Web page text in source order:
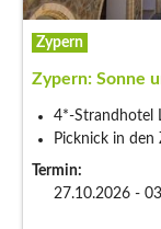
Zypern
Zypern: Sonne
4*-Strandhotel
Picknick in den
Termin:
27.10.2026 -